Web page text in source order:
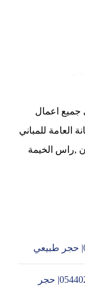
اعمال
العامة للمباني
,راس الخيمة
تركيب حجر صناعي في ام القيوين |0544026642| حجر